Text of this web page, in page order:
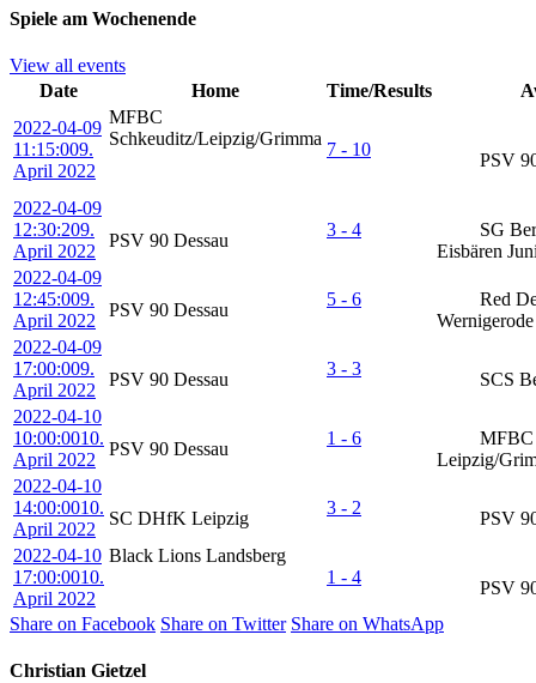
Spiele am Wochenende
View all events
Date
Home Time/Results
2022-04-09
11:15:009.
April 2022
MFBC
Schkeuditz/Leipzig/Grimma
7 - 10
PSV
2022-04-09
12:30:209.
April 2022
PSV 90 Dessau
3 - 4
SG
Eisbären
2022-04-09
12:45:009.
April 2022
PSV 90 Dessau
5 - 6
Red
Wernigerode
2022-04-09
17:00:009.
April 2022
PSV 90 Dessau
3 - 3
SCS
2022-04-10
10:00:0010.
April 2022
PSV 90 Dessau
1 - 6
MFBC
Leipzig/
2022-04-10
14:00:0010.
April 2022
SC DHfK Leipzig
3 - 2
PSV
2022-04-10
17:00:0010.
April 2022
Black Lions Landsberg
1 - 4
PSV
Share on Facebook Share on Twitter Share on WhatsApp
Christian Gietzel